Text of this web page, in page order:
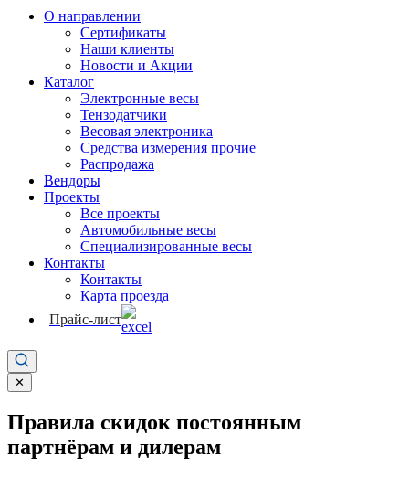
О направлении
Сертификаты
Наши клиенты
Новости и Акции
Каталог
Электронные весы
Тензодатчики
Весовая электроника
Средства измерения прочие
Распродажа
Вендоры
Проекты
Все проекты
Автомобильные весы
Специализированные весы
Контакты
Контакты
Карта проезда
Прайс-лист
✕
Правила скидок постоянным
партнёрам и дилерам